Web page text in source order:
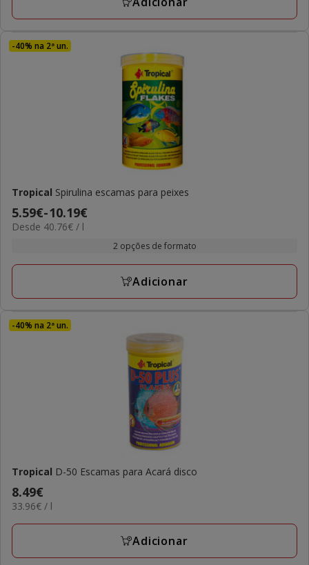
-40% na 2ª un.
Tropical Spirulina escamas para peixes
Preço
de
a
5.59€-10.19€
40.76€
Desde 40.76€ / l
2 opções de formato
Adicionar
-40% na 2ª un.
Tropical D-50 Escamas para Acará disco
Preço
8.49€
8.49€
33.96€
L
33.96€ / l
Adicionar